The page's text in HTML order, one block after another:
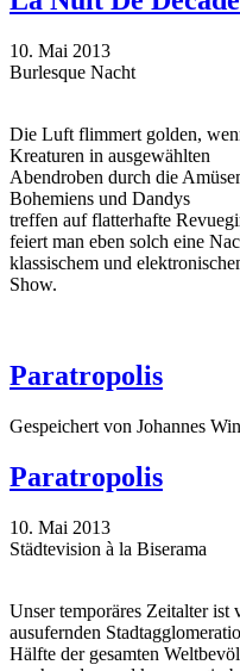
10. Mai 2013
Burlesque Nacht
Die Luft flimmert golden,
Kreaturen in ausgewählten
Abendroben durch die
Bohemiens und Dandys
treffen auf flatterhafte
feiert man eben solch eine
klassischem und
Show.
Paratropolis
Gespeichert von Johannes
Paratropolis
10. Mai 2013
Städtevision à la Biserama
Unser temporäres Zeitalter ist
ausufernden
Hälfte der gesamten